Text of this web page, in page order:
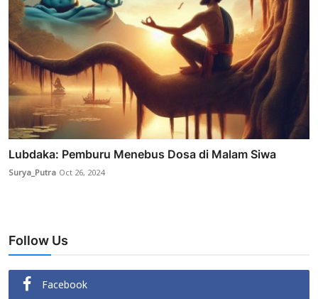
Lubdaka: Pemburu Menebus Dosa di Malam Siwa
Surya_Putra Oct 26, 2024
Follow Us
Facebook